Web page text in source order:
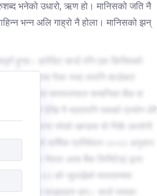
भनेको उधारो, ऋण हो। मानिसको जति नै
भन्न अलि गाह्रो नै होला। मानिसको झन्
हुन्छ। क्रेडिट कार्ड पनि एक किसिमको
खातामा पैसा नभए तापनि कार्डबाट
निश्चित समयपश्चात सम्बन्धित बैंक वा
पहिले देखि नै भएतापनि यसको प्रयोग धेरै
पालना गरेको खण्डमा यो निकै उपयोगी
बैंकको वार्षिक प्रतिवेदन-२०२२ अनुसार
नेपाल अरब बैंक लिमिटेड) द्वारा
भने २०२२ को जुलाईको मध्यसम्ममा
नभई अनेक फाइदाहरु छन्। साथै यसका